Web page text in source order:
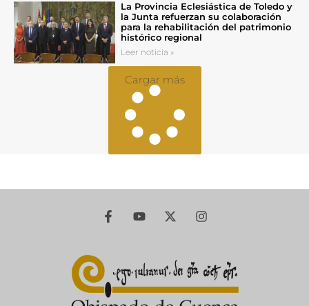
La Provincia Eclesiástica de Toledo y
la Junta refuerzan su colaboración
para la rehabilitación del patrimonio
histórico regional
Leer noticia »
Cargar más